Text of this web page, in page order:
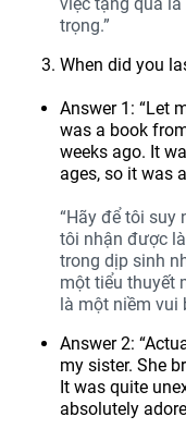
trọng.”
When did you
Answer 1: “Let
was a book
weeks ago. It
ages, so it was
“Hãy để tôi suy
tôi nhận được
trong dịp sinh
một tiểu thuyết
là một niềm vui
Answer 2:
my sister. She
It was quite
absolutely